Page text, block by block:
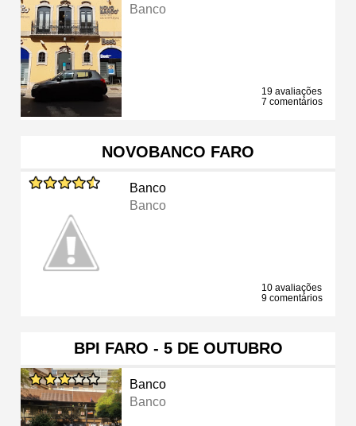
Banco
19 avaliações
7 comentários
NOVOBANCO FARO
Banco
Banco
10 avaliações
9 comentários
BPI FARO - 5 DE OUTUBRO
Banco
Banco